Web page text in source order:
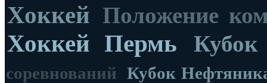
Хоккей Положение
Хоккей Пермь
соревнований Кубок